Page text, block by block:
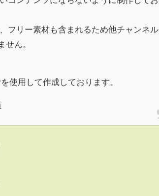
フリー素材も含まれるため他チャンネル
せん。
使用して作成しております。